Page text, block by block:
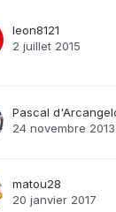
leon8121
2 juillet 2015
Pascal
24 novembre 2013
matou28
20 janvier 2017